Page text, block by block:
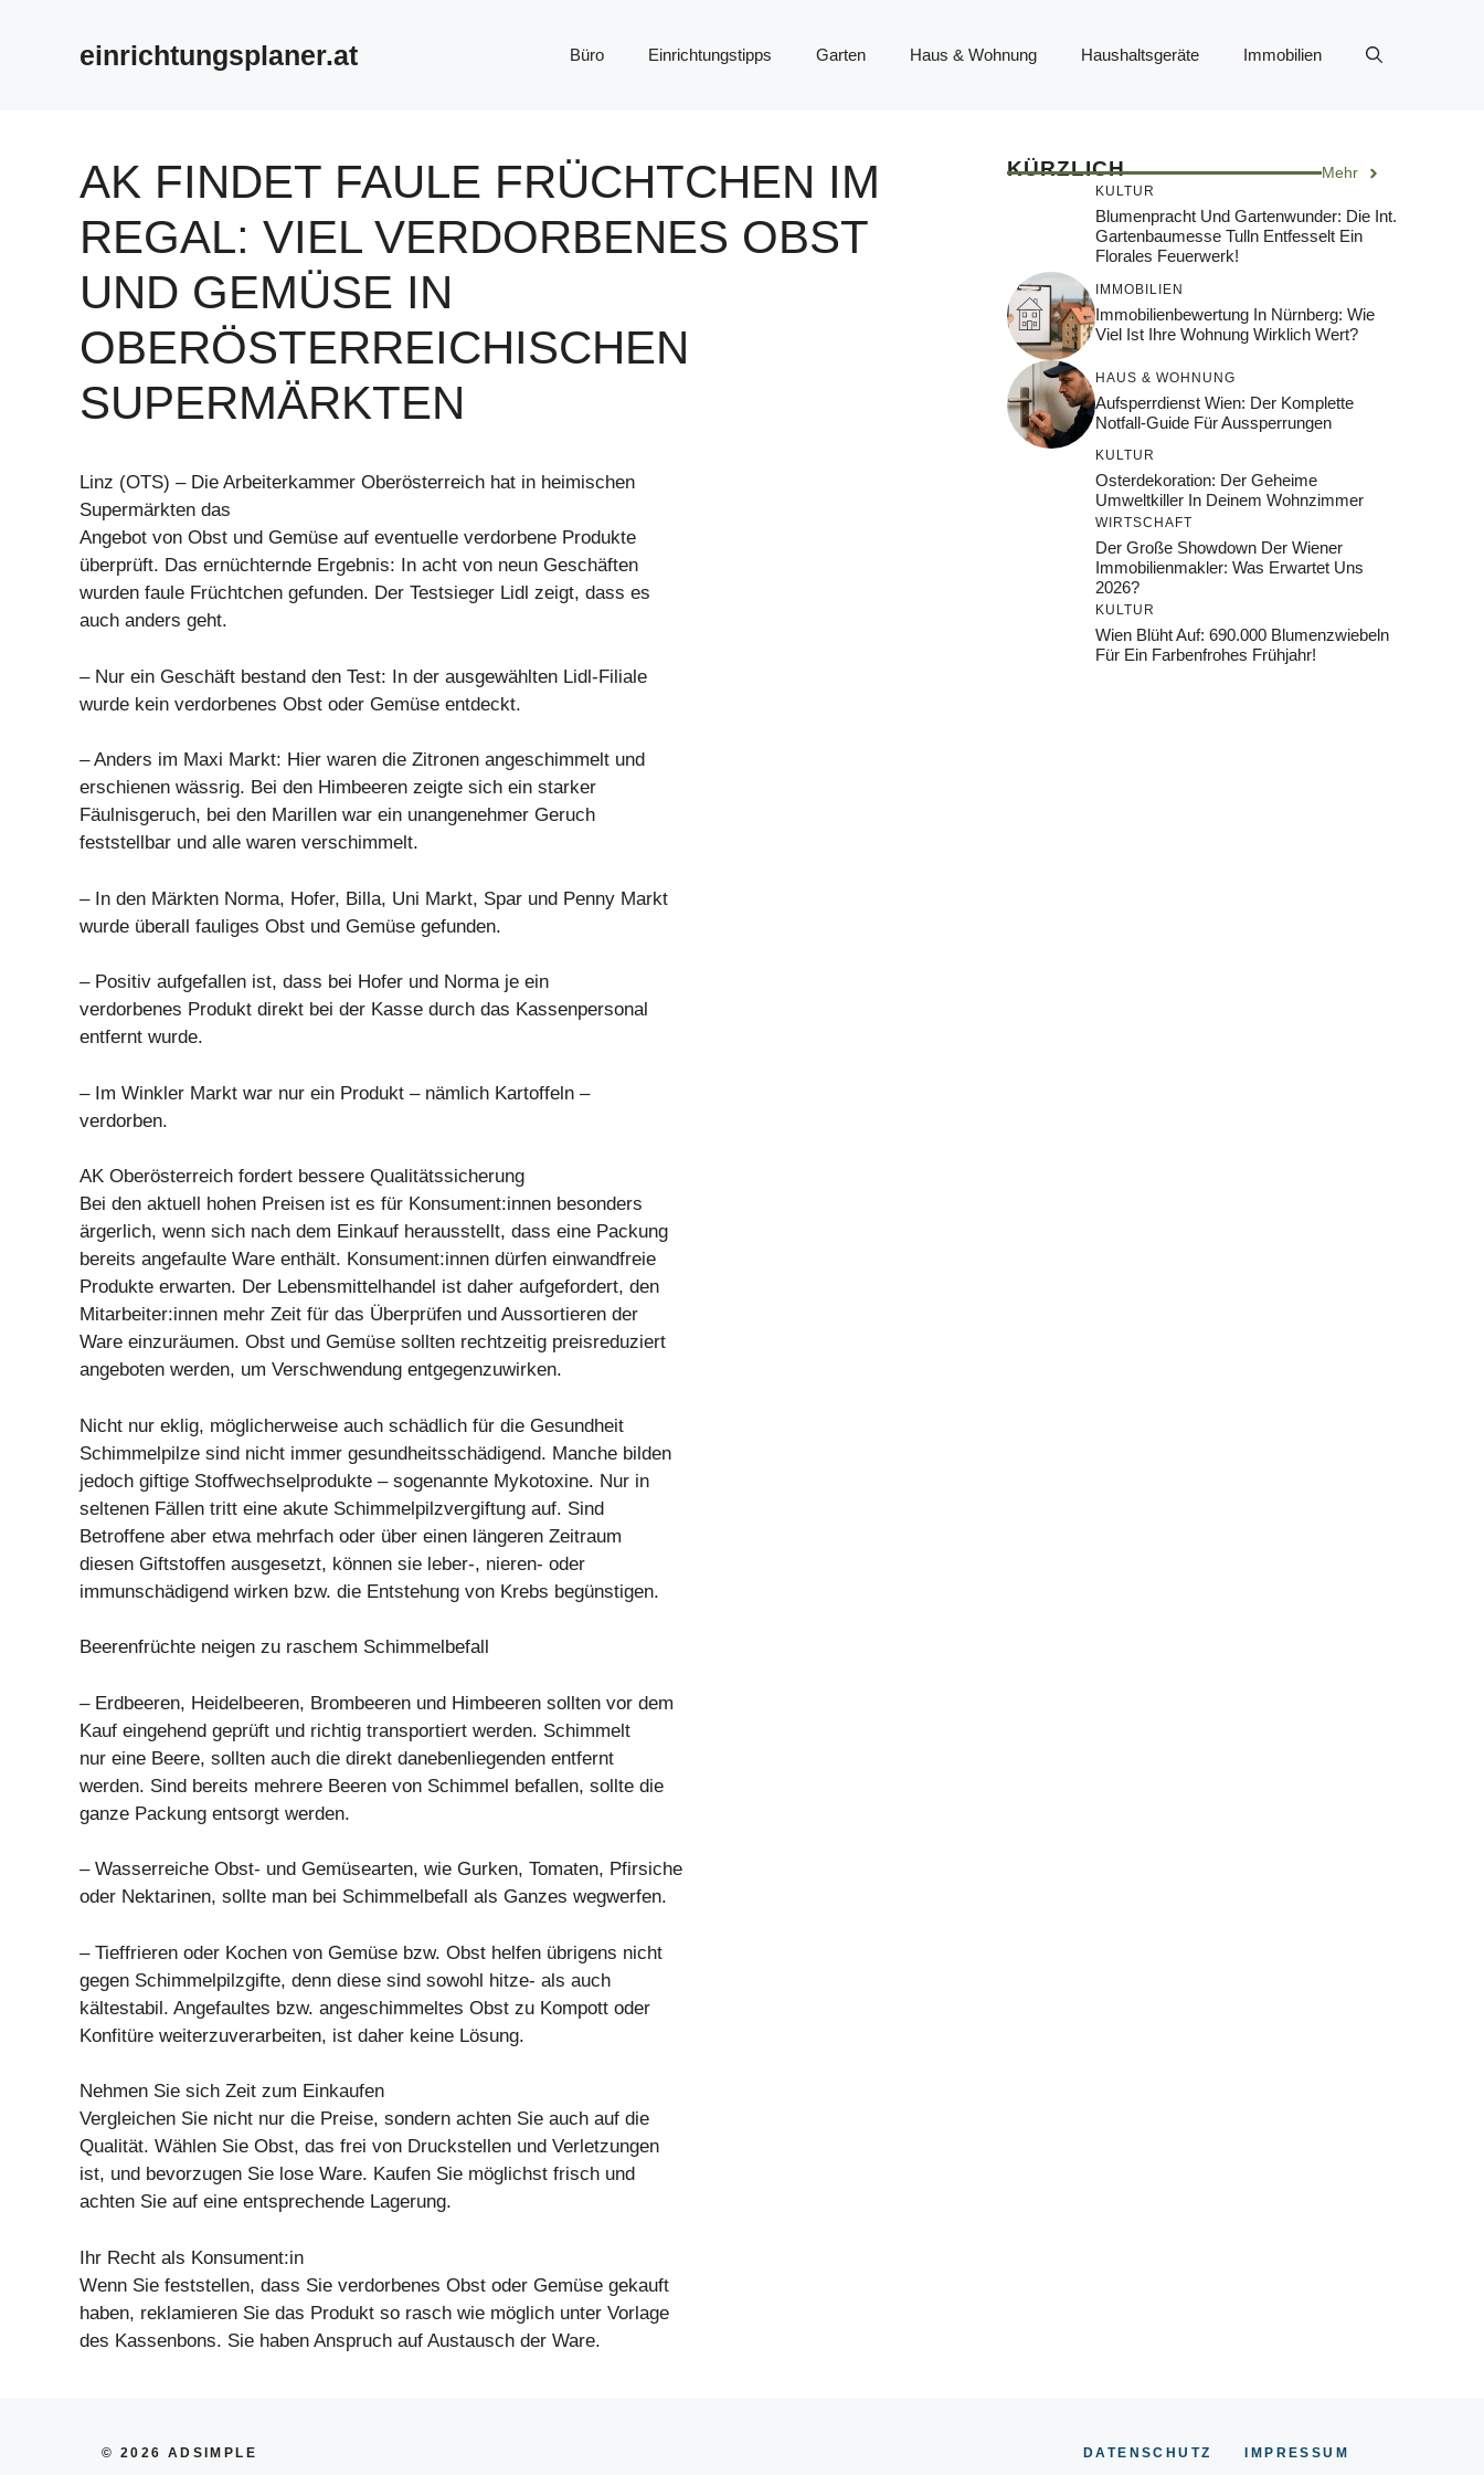
einrichtungsplaner.at Büro Einrichtungstipps Garten Haus & Wohnung Haushaltsgeräte Immobilien
AK FINDET FAULE FRÜCHTCHEN IM
REGAL: VIEL VERDORBENES OBST
UND GEMÜSE IN
OBERÖSTERREICHISCHEN
SUPERMÄRKTEN
Linz (OTS) – Die Arbeiterkammer Oberösterreich hat in heimischen
Supermärkten das
Angebot von Obst und Gemüse auf eventuelle verdorbene Produkte
überprüft. Das ernüchternde Ergebnis: In acht von neun Geschäften
wurden faule Früchtchen gefunden. Der Testsieger Lidl zeigt, dass es
auch anders geht.
– Nur ein Geschäft bestand den Test: In der ausgewählten Lidl-Filiale
wurde kein verdorbenes Obst oder Gemüse entdeckt.
– Anders im Maxi Markt: Hier waren die Zitronen angeschimmelt und
erschienen wässrig. Bei den Himbeeren zeigte sich ein starker
Fäulnisgeruch, bei den Marillen war ein unangenehmer Geruch
feststellbar und alle waren verschimmelt.
– In den Märkten Norma, Hofer, Billa, Uni Markt, Spar und Penny Markt
wurde überall fauliges Obst und Gemüse gefunden.
– Positiv aufgefallen ist, dass bei Hofer und Norma je ein
verdorbenes Produkt direkt bei der Kasse durch das Kassenpersonal
entfernt wurde.
– Im Winkler Markt war nur ein Produkt – nämlich Kartoffeln –
verdorben.
AK Oberösterreich fordert bessere Qualitätssicherung
Bei den aktuell hohen Preisen ist es für Konsument:innen besonders
ärgerlich, wenn sich nach dem Einkauf herausstellt, dass eine Packung
bereits angefaulte Ware enthält. Konsument:innen dürfen einwandfreie
Produkte erwarten. Der Lebensmittelhandel ist daher aufgefordert, den
Mitarbeiter:innen mehr Zeit für das Überprüfen und Aussortieren der
Ware einzuräumen. Obst und Gemüse sollten rechtzeitig preisreduziert
angeboten werden, um Verschwendung entgegenzuwirken.
Nicht nur eklig, möglicherweise auch schädlich für die Gesundheit
Schimmelpilze sind nicht immer gesundheitsschädigend. Manche bilden
jedoch giftige Stoffwechselprodukte – sogenannte Mykotoxine. Nur in
seltenen Fällen tritt eine akute Schimmelpilzvergiftung auf. Sind
Betroffene aber etwa mehrfach oder über einen längeren Zeitraum
diesen Giftstoffen ausgesetzt, können sie leber-, nieren- oder
immunschädigend wirken bzw. die Entstehung von Krebs begünstigen.
Beerenfrüchte neigen zu raschem Schimmelbefall
– Erdbeeren, Heidelbeeren, Brombeeren und Himbeeren sollten vor dem
Kauf eingehend geprüft und richtig transportiert werden. Schimmelt
nur eine Beere, sollten auch die direkt danebenliegenden entfernt
werden. Sind bereits mehrere Beeren von Schimmel befallen, sollte die
ganze Packung entsorgt werden.
– Wasserreiche Obst- und Gemüsearten, wie Gurken, Tomaten, Pfirsiche
oder Nektarinen, sollte man bei Schimmelbefall als Ganzes wegwerfen.
– Tieffrieren oder Kochen von Gemüse bzw. Obst helfen übrigens nicht
gegen Schimmelpilzgifte, denn diese sind sowohl hitze- als auch
kältestabil. Angefaultes bzw. angeschimmeltes Obst zu Kompott oder
Konfitüre weiterzuverarbeiten, ist daher keine Lösung.
Nehmen Sie sich Zeit zum Einkaufen
Vergleichen Sie nicht nur die Preise, sondern achten Sie auch auf die
Qualität. Wählen Sie Obst, das frei von Druckstellen und Verletzungen
ist, und bevorzugen Sie lose Ware. Kaufen Sie möglichst frisch und
achten Sie auf eine entsprechende Lagerung.
Ihr Recht als Konsument:in
Wenn Sie feststellen, dass Sie verdorbenes Obst oder Gemüse gekauft
haben, reklamieren Sie das Produkt so rasch wie möglich unter Vorlage
des Kassenbons. Sie haben Anspruch auf Austausch der Ware.
KÜRZLICH Mehr
KULTUR
Blumenpracht Und Gartenwunder: Die Int.
Gartenbaumesse Tulln Entfesselt Ein
Florales Feuerwerk!
IMMOBILIEN
Immobilienbewertung In Nürnberg: Wie
Viel Ist Ihre Wohnung Wirklich Wert?
HAUS & WOHNUNG
Aufsperrdienst Wien: Der Komplette
Notfall-Guide Für Aussperrungen
KULTUR
Osterdekoration: Der Geheime
Umweltkiller In Deinem Wohnzimmer
WIRTSCHAFT
Der Große Showdown Der Wiener
Immobilienmakler: Was Erwartet Uns
2026?
KULTUR
Wien Blüht Auf: 690.000 Blumenzwiebeln
Für Ein Farbenfrohes Frühjahr!
© 2026 ADSIMPLE DATENSCHUTZ IMPRESSUM